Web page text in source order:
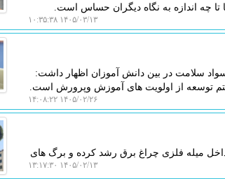
چه اندازه به نگاه دیگران حساس است.
۱۴۰۵/۰۳/۱۳ ۱۰:۳۵:۳۸
سلامت در بین دانش آموزان اظهار داشت:
توسعه از اولویت های آموزش وپرورش است.
۱۴۰۵/۰۲/۲۶ ۱۴:۰۸:۲۲
میله فلزی چراغ برق رشد کرده و برگ های
۱۴۰۵/۰۲/۱۳ ۱۳:۱۷:۳۰